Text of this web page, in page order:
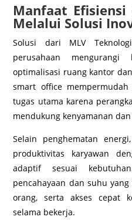
Manfaat
Melalui Solusi
Solusi dari MLV
perusahaan
optimalisasi ruang kantor
smart office
tugas utama karena
mendukung kenyamanan
Selain penghematan
produktivitas karyawan
adaptif sesuai
pencahayaan dan suhu
orang, serta akses cepat
selama bekerja.